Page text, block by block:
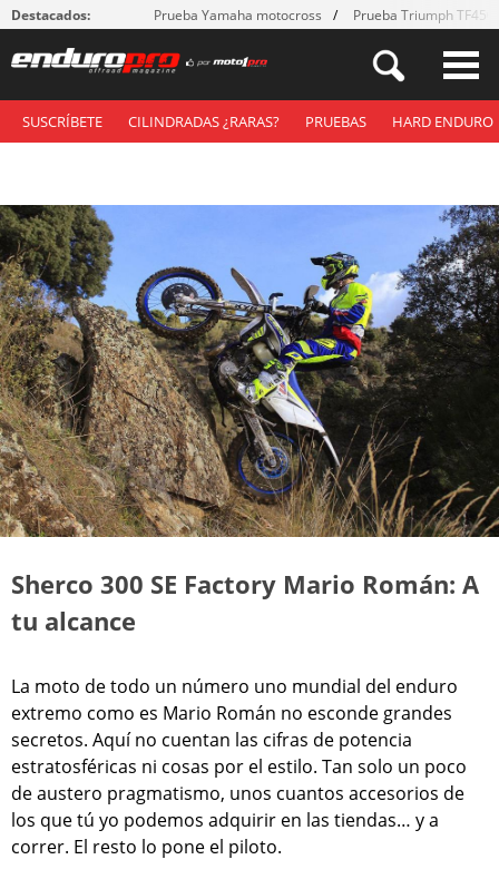
Destacados: Prueba Yamaha motocross Prueba Triumph
SUSCRÍBETE CILINDRADAS ¿RARAS? PRUEBAS HARD ENDURO
Sherco 300 SE Factory Mario Román: A
tu alcance
La moto de todo un número uno mundial del enduro
extremo como es Mario Román no esconde grandes
secretos. Aquí no cuentan las cifras de potencia
estratosféricas ni cosas por el estilo. Tan solo un poco
de austero pragmatismo, unos cuantos accesorios de
los que tú yo podemos adquirir en las tiendas… y a
correr. El resto lo pone el piloto.